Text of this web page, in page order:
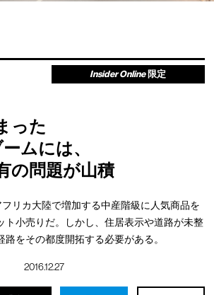
Insider Online 限定
った
ムには、
の問題が山積
フリカ大陸で増加する中産階級に人気商品を
ト小売りだ。しかし、住居表示や道路が未整
をその都度開拓する必要がある。
2016.12.27